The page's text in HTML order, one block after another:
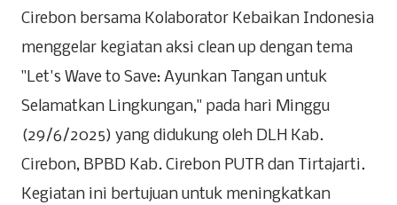
Cirebon bersama Kolaborator Kebaikan Indonesia
menggelar kegiatan aksi clean up dengan tema
"Let's Wave to Save: Ayunkan Tangan untuk
Selamatkan Lingkungan," pada hari Minggu
(29/6/2025) yang didukung oleh DLH Kab.
Cirebon, BPBD Kab. Cirebon PUTR dan Tirtajarti.
Kegiatan ini bertujuan untuk meningkatkan